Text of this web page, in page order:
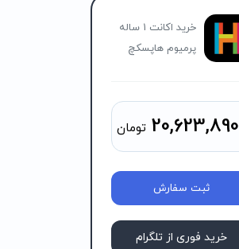
خرید اکانت 1 ساله
پرمیوم هاپسکچ
20,623,890 تومان
ثبت سفارش
خرید فوری از تلگرام